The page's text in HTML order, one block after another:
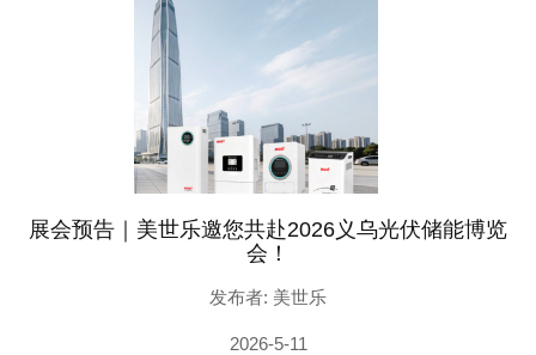
展会预告｜美世乐邀您共赴2026义乌光伏储能博览
会！
发布者: 美世乐
2026-5-11